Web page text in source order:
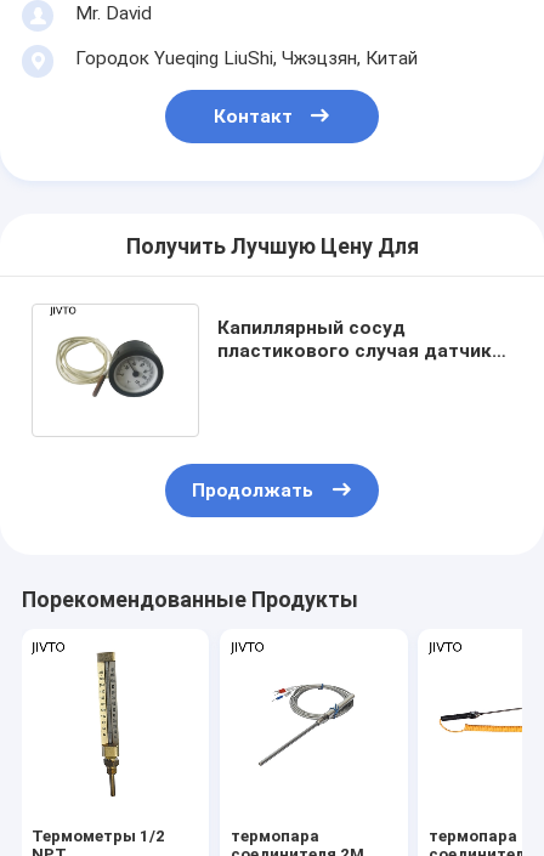
Mr. David
Городок Yueqing LiuShi, Чжэцзян, Китай
Контакт
Получить Лучшую Цену Для
Капиллярный сосуд
пластикового случая датчик
Продолжать
Порекомендованные Продукты
Термометры 1/2
термопара
термопара